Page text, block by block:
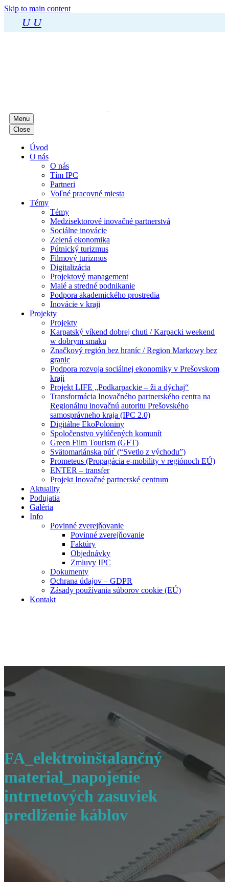
Skip to main content
U U
Menu
Close
Úvod
O nás
O nás
Tím IPC
Partneri
Voľné pracovné miesta
Témy
Témy
Medzisektorové inovačné partnerstvá
Sociálne inovácie
Zelená ekonomika
Pútnický turizmus
Filmový turizmus
Digitalizácia
Projektový management
Malé a stredné podnikanie
Podpora akademického prostredia
Inovácie v kraji
Projekty
Projekty
Karpatský víkend dobrej chuti / Karpacki weekend
w dobrym smaku
Značkový región bez hraníc / Region Markowy bez
granic
Podpora rozvoja sociálnej ekonomiky v Prešovskom
kraji
Projekt LIFE „Podkarpackie – ži a dýchaj“
Transformácia Inovačného partnerského centra na
Regionálnu inovačnú autoritu Prešovského
samosprávneho kraja (IPC 2.0)
Digitálne EkoPoloniny
Spoločenstvo vylúčených komunít
Green Film Tourism (GFT)
Svätomariánska púť (“Svetlo z východu”)
Prometeus (Propagácia e-mobility v regiónoch EÚ)
ENTER – transfer
Projekt Inovačné partnerské centrum
Aktuality
Podujatia
Galéria
Info
Povinné zverejňovanie
Povinné zverejňovanie
Faktúry
Objednávky
Zmluvy IPC
Dokumenty
Ochrana údajov – GDPR
Zásady používania súborov cookie (EÚ)
Kontakt
FA_elektroinštalančný
material_napojenie
intrnetových zasuviek
predlženie káblov